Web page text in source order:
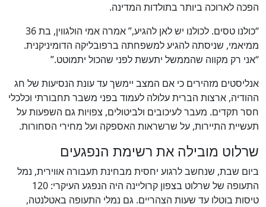
הפכה לארוכה ביותר בתולדות המדינה.
“כולנו טסים. לכולנו יש לאן להגיע,” אמרה אמי הולגווין, בת 36
ממיאמי, שניסתה להגיע למשפחתה ברפובליקה הדומיניקנית.
“אני רק מקווה שהממשל יתעשת לפני שהכול יתמוטט.”
אנליסטים מזהירים כי אם המצב יימשך עד עונת הנסיעות של חג
ההודיה, ארצות הברית עלולה לעמוד בפני משבר תחבורתי וכלכלי
חסר תקדים. מעבר לעיכובים ולביטולים, צפויות גם השפעות על
תעשיית התיירות, על שרשראות האספקה ועל מחירי הסחורות.
שרלוט מובילה את רשימת הנפגעים
ביום שבת, שנחשב לרגוע יחסית מבחינת תעבורה אווירית, נמל
התעופה של שרלוט בצפון קרוליינה היה הנפגע העיקרי: 120
טיסות בוטלו עד שעות הצהריים. גם נמלי התעופה באטלנטה,